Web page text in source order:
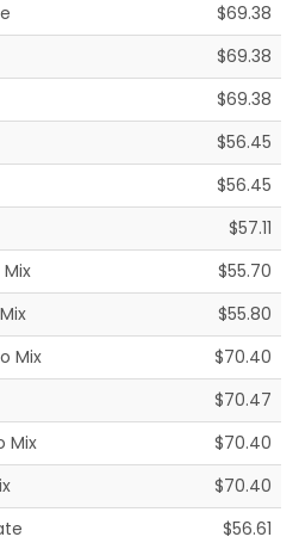
$69.38
$69.38
$69.38
$56.45
$56.45
$57.11
$55.70
$55.80
Mix
$70.40
$70.47
Mix
$70.40
$70.40
$56.61